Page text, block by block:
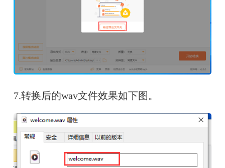
7.转换后的wav文件效果如下图。